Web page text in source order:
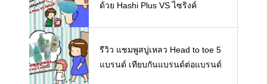
ด้วย Hashi Plus VS ไซริงค์
รีวิว แชมพูสบู่เหลว Head to toe 5
แบรนด์ เทียบกันแบรนด์ต่อแบรนด์